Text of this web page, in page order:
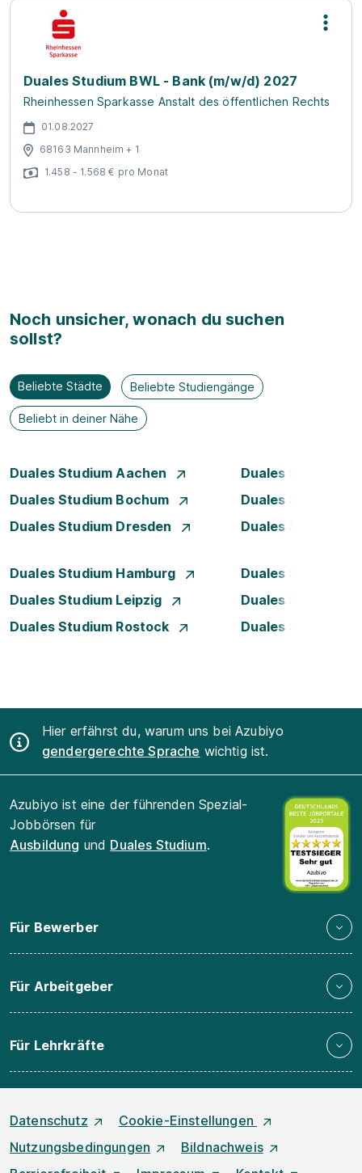
Duales Studium BWL - Bank (m/w/d) 2027
Rheinhessen Sparkasse Anstalt des öffentlichen Rechts
01.08.2027
68163 Mannheim + 1
1.458 - 1.568 € pro Monat
Noch unsicher, wonach du suchen
sollst?
Beliebte Städte Beliebte Studiengänge
Beliebt in deiner Nähe
Duales Studium Aachen
Duales Studium
Duales Studium Bochum
Duales Studium
Duales Studium Dresden
Duales Studium
Duales Studium Hamburg
Duales Studium
Duales Studium Leipzig
Duales Studium
Duales Studium Rostock
Duales Studium
Hier erfährst du, warum uns bei Azubiyo
gendergerechte Sprache wichtig ist.
Azubiyo ist eine der führenden Spezial-
Jobbörsen für
Ausbildung und Duales Studium.
Für Bewerber
Für Arbeitgeber
Für Lehrkräfte
Datenschutz
Cookie-Einstellungen
Nutzungsbedingungen
Bildnachweis